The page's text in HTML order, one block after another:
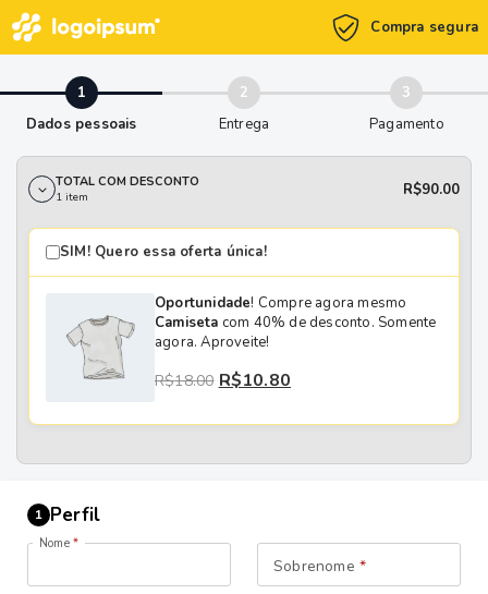
Compra segura
Finalizar compra
Dados pessoais
Entrega Pagamento
1 Perfil
Nome *
Sobrenome *
TOTAL COM DESCONTO
1 item R$90.00
SIM! Quero essa oferta única!
Oportunidade! Compre agora mesmo
Camiseta com 40% de desconto. Somente
agora. Aproveite!
R$18.00 O preço original era: R$18.00.
R$10.80